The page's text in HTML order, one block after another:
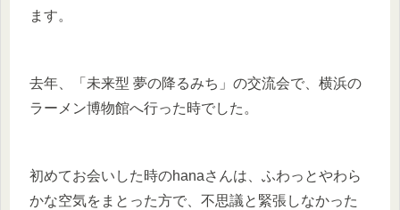
ます。
去年、「未来型 夢の降るみち」の交流会で、横浜の
ラーメン博物館へ行った時でした。
初めてお会いした時のhanaさんは、ふわっとやわら
かな空気をまとった方で、不思議と緊張しなかった